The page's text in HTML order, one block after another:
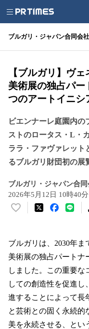
ブルガリ・ジャパン合同会社
【ブルガリ】ヴ
美術展の独占パー
つのアートイニシ
ビエンナーレ庭園内の
ストのロータス・L・
ララ・ファヴァレット
るブルガリ財団初の展
ブルガリ・ジャパン合
2026年5月12日 10時40分
い
！
数
を
読
み
込
み
中
で
ブルガリは、2030年
美術展の独占パートナ
しました。この重要な
しての創造性を促進し
進することによって長
と芸術との固く永続的
美を永続させる、とい